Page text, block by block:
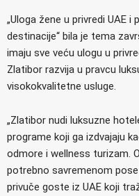
„Uloga žene u privredi UAE
destinacije“ bila je tema
imaju sve veću ulogu u
Zlatibor razvija u pravcu
visokokvalitetne usluge.
„Zlatibor nudi luksuzne
programe koji ga izdvajaju
odmore i wellness turizam.
potrebno savremenom
privuče goste iz UAE koji